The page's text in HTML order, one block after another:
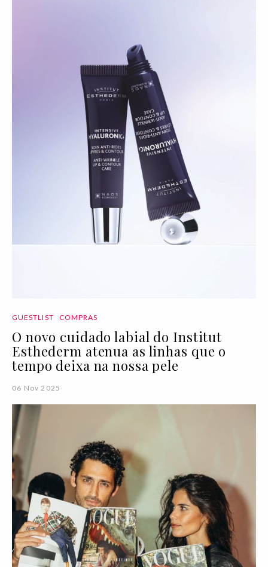
GUESTLIST COMPRAS
O novo cuidado labial do Institut
Esthederm atenua as linhas que o
tempo deixa na nossa pele
06 Nov 2025